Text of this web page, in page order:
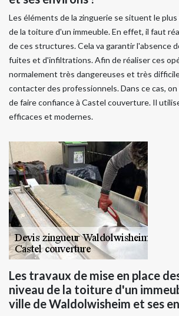
Les éléments de la zinguerie se situent le
de la toiture d'un immeuble. En effet, il faut
de ces structures. Cela va garantir l'absence
fuites et d'infiltrations. Afin de réaliser ces
normalement très dangereuses et très
contacter des professionnels. Dans ce cas,
de faire confiance à Castel couverture. Il
efficaces et modernes.
Les travaux de mise en place
niveau de la toiture d'un
ville de Waldolwisheim et ses